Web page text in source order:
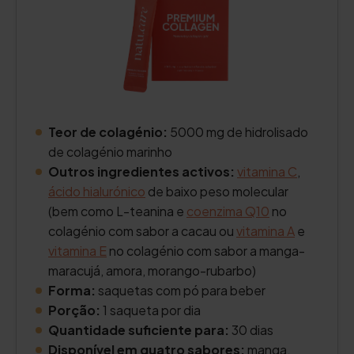
Teor de colagénio: 5000 mg de hidrolisado
de colagénio marinho
Outros ingredientes activos: vitamina C,
ácido hialurónico de baixo peso molecular
(bem como L-teanina e coenzima Q10 no
colagénio com sabor a cacau ouvitamina Ae
vitamina E no colagénio com sabor a manga-
maracujá, amora, morango-rubarbo)
Forma: saquetas com pó para beber
Porção: 1 saqueta por dia
Quantidade suficiente para: 30 dias
Disponível em quatro sabores: manga,